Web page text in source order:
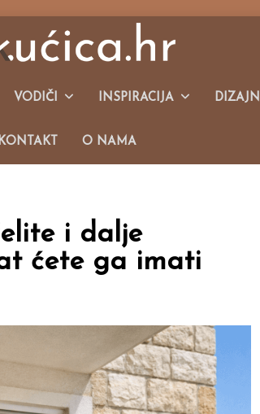
Načinu Života.
VODIČI INSPIRACIJA
KONTAKT O NAMA
i dalje
ćete ga imati